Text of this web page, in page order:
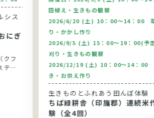
シス
にぎ
クフ
テム
田植え・生きもの観察
2026/6/20 (土) 10：00～14：00
り・かかし作り
2026/9/5 (土) 15：00～19：00(
刈り・生きもの観察
2026/12/19 (土) 10：00～14：00
き・お供え作り
生きものとふれあう田んぼ体験
ちば緑耕舎（印旛郡）連続米
験（全4回）